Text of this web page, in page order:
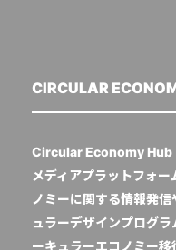
CIRCULAR
Circular Economy Hub
メディアプラットフォ
ノミーに関する情報発
ュラーデザインプログ
ーキュラーエコノミー移